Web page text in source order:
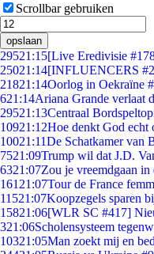
Scrollbar gebruiken
opslaan
29521:15[Live Eredivisie
25021:14[INFLUENCERS
21821:14Oorlog in Oekraïne
621:14Ariana Grande verlaat
29521:13Centraal
10921:12Hoe denkt God echt
10021:11De Schatkamer van
7521:09Trump wil dat J.D.
6321:07Zou je vreemdgaan in
161 21:07Tour de France
11521:07Koopzegels sparen
15821:06[WLR SC #417]
321:06Scholensysteem
10321:05Man zoekt mij en